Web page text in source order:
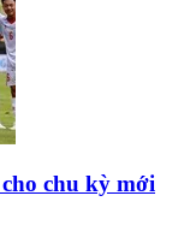
chu kỳ mới